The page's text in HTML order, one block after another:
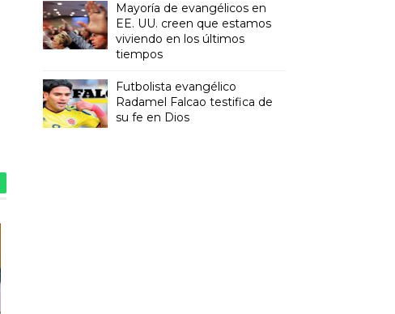
Mayoría de evangélicos en
EE. UU. creen que estamos
viviendo en los últimos
tiempos
Futbolista evangélico
Radamel Falcao testifica de
su fe en Dios